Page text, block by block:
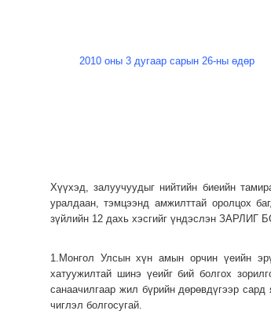
2010 оны 3 дугаар сарын 26-ны өдөр
Хүүхэд, залуучуудыг нийтийн биеийн
уралдаан, тэмцээнд амжилттай оролцох
зүйлийн 12 дахь хэсгийг үндэслэн ЗАРЛИГ
1.Монгол Улсын хүн амын орчин үеийн
хатуужилтай шинэ үеийг бий болгох
санаачилгаар жил бүрийн дөрөвдүгээр
чиглэл болгосугай.